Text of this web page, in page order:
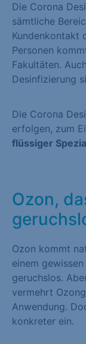
Die Corona
sämtliche
Kundenkontakt
Personen
Fakultäten.
Desinfizierung
Die Corona
erfolgen, zum
flüssiger
Ozon,
Ozon kommt
einem
geruchslos.
vermehrt
Anwendung.
konkreter ein.